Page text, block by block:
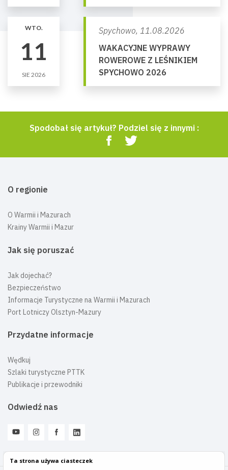
Ta strona używa ciasteczek
WTO.
11
SIE 2026
Spychowo, 11.08.2026
WAKACYJNE WYPRAWY
ROWEROWE Z LEŚNIKIEM
SPYCHOWO 2026
Spodobał się artykuł? Podziel się z innymi :
O regionie
O Warmii i Mazurach
Krainy Warmii i Mazur
Jak się poruszać
Jak dojechać?
Bezpieczeństwo
Informacje Turystyczne na Warmii i Mazurach
Port Lotniczy Olsztyn-Mazury
Przydatne informacje
Wędkuj
Szlaki turystyczne PTTK
Publikacje i przewodniki
Odwiedź nas